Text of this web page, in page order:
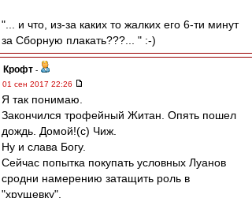
"... и что, из-за каких то жалких его 6-ти минут
за Сборную плакать???... " :-)
Крофт -
01 сен 2017 22:26
Я так понимаю.
Закончился трофейный Житан. Опять пошел
дождь. Домой!(с) Чиж.
Ну и слава Богу.
Сейчас попытка покупать условных Луанов
сродни намерению затащить роль в
"хрущевку".